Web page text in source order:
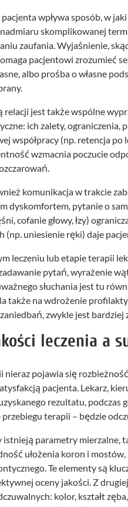
wpływa sposób, w
nadmiaru skomplikowanej
zaufania. Wyjaśnienie,
pacjentowi zrozumieć
albo prośba o własne
relacji jest także wspólne
ich zalety, ograniczenia,
współpracy (np. retencja
wzmacnia poczucie
komunikacja w trakcie
dyskomfortem, pytanie o
cofanie głowy, łzy)
(np. uniesienie ręki) daje
leczeniu lub etapie terapii
pytań, wyrażenie
słuchania jest tu
także na wdrożenie
zwykle jest
leczenia a
nieraz pojawia się
pacjenta. Lekarz,
rezultatu, podczas
terapii – będzie
parametry mierzalne,
ułożenia koron i
Te elementy są
oceny jakości. Z
kolor, kształt